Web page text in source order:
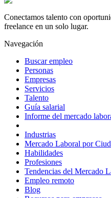
Conectamos talento con
freelance en un solo lugar.
Navegación
Buscar empleo
Personas
Empresas
Servicios
Talento
Guía salarial
Informe del mercado
Industrias
Mercado Laboral por
Habilidades
Profesiones
Tendencias del Mercado
Empleo remoto
Blog